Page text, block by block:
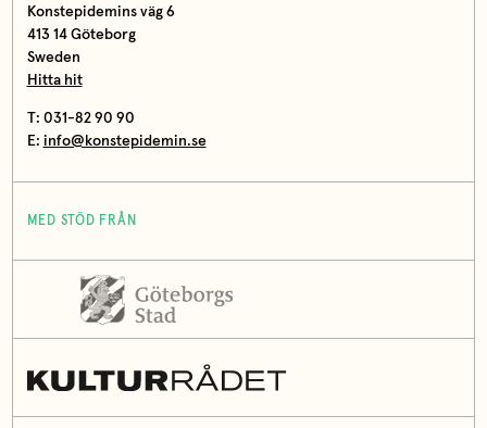
Konstepidemins väg 6
413 14 Göteborg
Sweden
Hitta hit
T: 031-82 90 90
E: info@konstepidemin.se
MED STÖD FRÅN